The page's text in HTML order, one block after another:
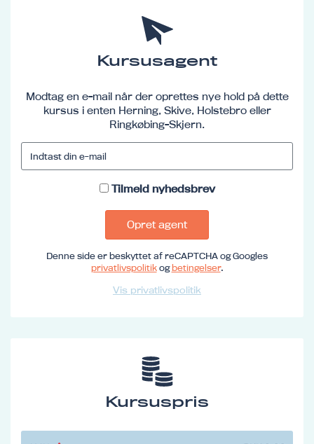
Kursusagent
Modtag en e-mail når der oprettes nye hold på dette
kursus i enten Herning, Skive, Holstebro eller
Ringkøbing-Skjern.
Tilmeld nyhedsbrev
Opret agent
Denne side er beskyttet af reCAPTCHA og Googles
privatlivspolitikogbetingelser.
Vis privatlivspolitik
Kursuspris